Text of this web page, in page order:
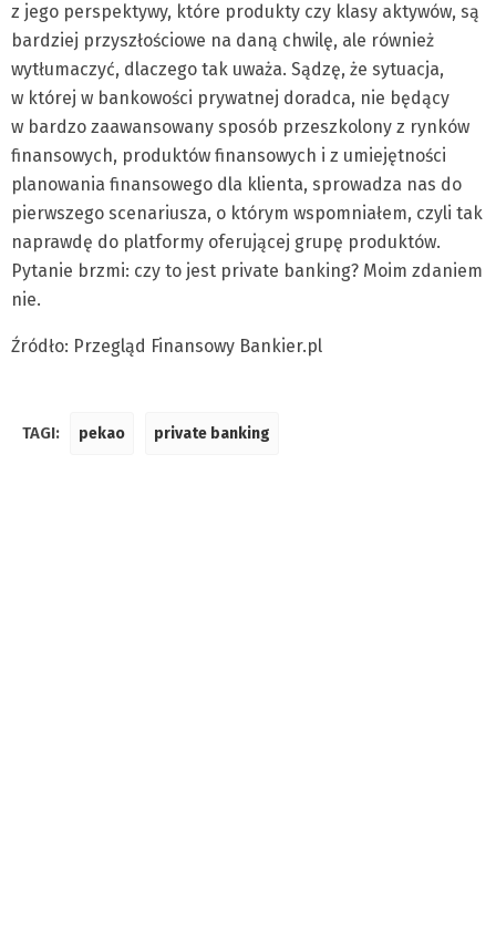
z jego perspektywy, które produkty czy klasy aktywów, są
bardziej przyszłościowe na daną chwilę, ale również
wytłumaczyć, dlaczego tak uważa. Sądzę, że sytuacja,
w której w bankowości prywatnej doradca, nie będący
w bardzo zaawansowany sposób przeszkolony z rynków
finansowych, produktów finansowych i z umiejętności
planowania finansowego dla klienta, sprowadza nas do
pierwszego scenariusza, o którym wspomniałem, czyli tak
naprawdę do platformy oferującej grupę produktów.
Pytanie brzmi: czy to jest private banking? Moim zdaniem
nie.
Źródło: Przegląd Finansowy Bankier.pl
TAGI: pekao private banking